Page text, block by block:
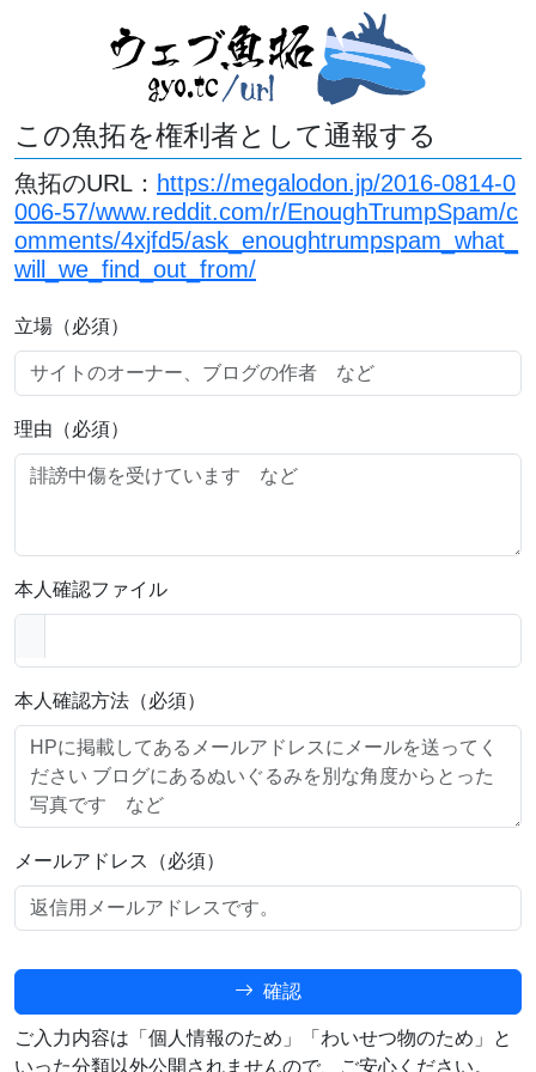
この魚拓を権利者として通報する
魚拓のURL： https://megalodon.jp/2016-0814-0
006-57/www.reddit.com/r/EnoughTrumpSpam/c
omments/4xjfd5/ask_enoughtrumpspam_what_
will_we_find_out_from/
立場（必須）
理由（必須）
本人確認ファイル
本人確認方法（必須）
メールアドレス（必須）
確認
ご入力内容は「個人情報のため」「わいせつ物のため」と
いった分類以外公開されませんので、ご安心ください。